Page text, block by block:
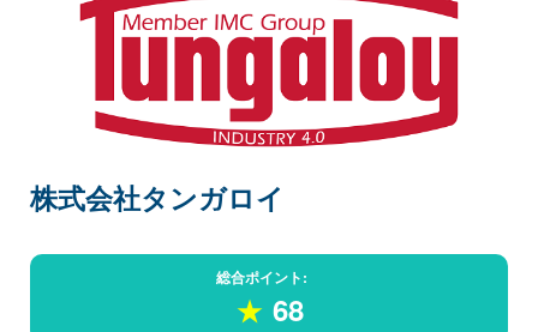
株式会社タンガロイ
総合ポイント:
★ 68